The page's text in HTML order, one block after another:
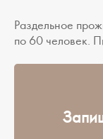
Раздельное
по 60 человек.